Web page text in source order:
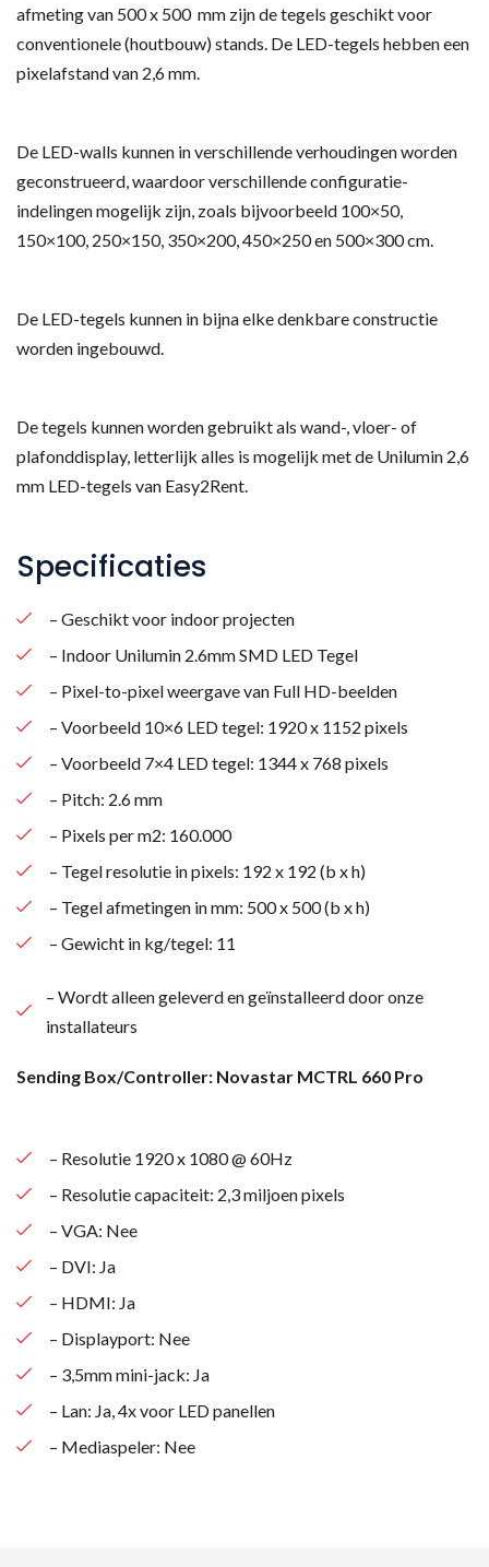
afmeting van 500 x 500 mm zijn de tegels geschikt voor
conventionele (houtbouw) stands. De LED-tegels hebben een
pixelafstand van 2,6 mm.
De LED-walls kunnen in verschillende verhoudingen worden
geconstrueerd, waardoor verschillende configuratie-
indelingen mogelijk zijn, zoals bijvoorbeeld 100×50,
150×100, 250×150, 350×200, 450×250 en 500×300 cm.
De LED-tegels kunnen in bijna elke denkbare constructie
worden ingebouwd.
De tegels kunnen worden gebruikt als wand-, vloer- of
plafonddisplay, letterlijk alles is mogelijk met de Unilumin 2,6
mm LED-tegels van Easy2Rent.
Specificaties
– Geschikt voor indoor projecten
– Indoor Unilumin 2.6mm SMD LED Tegel
– Pixel-to-pixel weergave van Full HD-beelden
– Voorbeeld 10×6 LED tegel: 1920 x 1152 pixels
– Voorbeeld 7×4 LED tegel: 1344 x 768 pixels
– Pitch: 2.6 mm
– Pixels per m2: 160.000
– Tegel resolutie in pixels: 192 x 192 (b x h)
– Tegel afmetingen in mm: 500 x 500 (b x h)
– Gewicht in kg/tegel: 11
– Wordt alleen geleverd en geïnstalleerd door onze
installateurs
Sending Box/Controller: Novastar MCTRL 660 Pro
– Resolutie 1920 x 1080 @ 60Hz
– Resolutie capaciteit: 2,3 miljoen pixels
– VGA: Nee
– DVI: Ja
– HDMI: Ja
– Displayport: Nee
– 3,5mm mini-jack: Ja
– Lan: Ja, 4x voor LED panellen
– Mediaspeler: Nee